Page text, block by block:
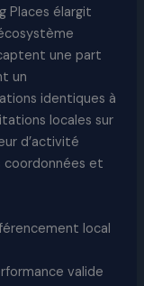
Places élargit
une part
un
identiques à
locales sur
d’activité
coordonnées et
local
valide